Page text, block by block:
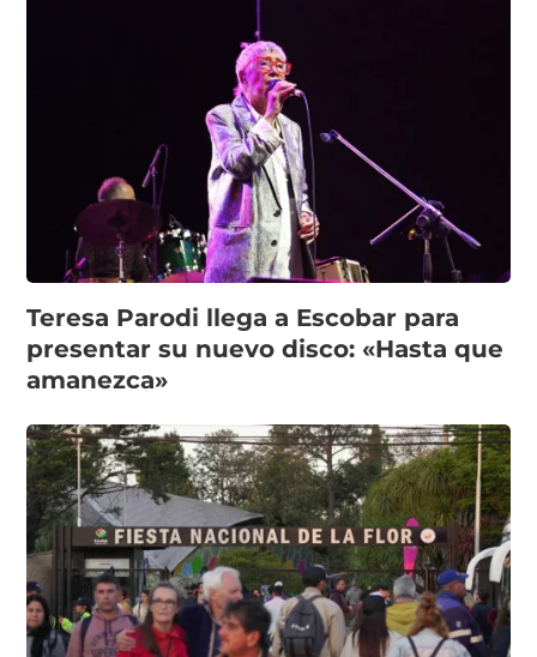
Teresa Parodi llega a Escobar para
presentar su nuevo disco: «Hasta que
amanezca»